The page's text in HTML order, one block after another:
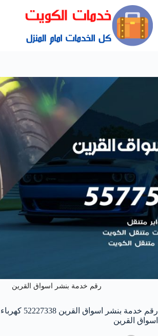
رقم خدمة بنشر اسواق القرين
رقم خدمة بنشر
اسواق القرين